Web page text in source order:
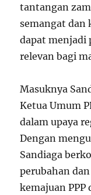
tantangan
semangat dan
dapat menjadi
relevan bagi
Masuknya
Ketua Umum
dalam upaya
Dengan
Sandiaga
perubahan
kemajuan PPP